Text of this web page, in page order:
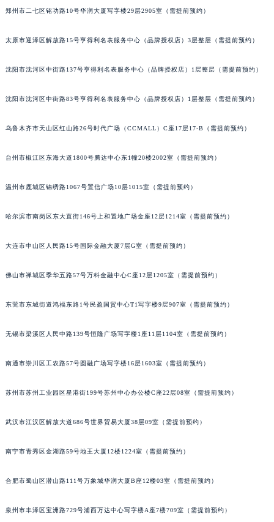
郑州市二七区铭功路10号华润大厦写字楼29层2905室（需提前预约）
太原市迎泽区解放路15号亨得利名表服务中心（品牌授权店）3层整层（需提前预约）
沈阳市沈河区中街路137号亨得利名表服务中心（品牌授权店）1层整层（需提前预约）
沈阳市沈河区中街路83号亨得利名表服务中心（品牌授权店）1层整层（需提前预约）
乌鲁木齐市天山区红山路26号时代广场（CCMALL）C座17层17-B（需提前预约）
台州市椒江区东海大道1800号腾达中心东1幢20楼2002室（需提前预约）
温州市鹿城区锦绣路1067号置信广场10层1015室（需提前预约）
哈尔滨市南岗区东大直街146号上和置地广场金座12层1214室（需提前预约）
大连市中山区人民路15号国际金融大厦7层G室（需提前预约）
佛山市禅城区季华五路57号万科金融中心C座12层1205室（需提前预约）
东莞市东城街道鸿福东路1号民盈国贸中心T1写字楼9层907室（需提前预约）
无锡市梁溪区人民中路139号恒隆广场写字楼1座11层1104室（需提前预约）
南通市崇川区工农路57号圆融广场写字楼16层1603室（需提前预约）
苏州市苏州工业园区星港街199号苏州中心办公楼C座22层08室（需提前预约）
武汉市江汉区解放大道686号世界贸易大厦38层09室（需提前预约）
南宁市青秀区金湖路59号地王大厦12楼1224室（需提前预约）
合肥市蜀山区潜山路111号万象城华润大厦B座12楼03室（需提前预约）
泉州市丰泽区宝洲路729号浦西万达中心写字楼A座7楼709室（需提前预约）